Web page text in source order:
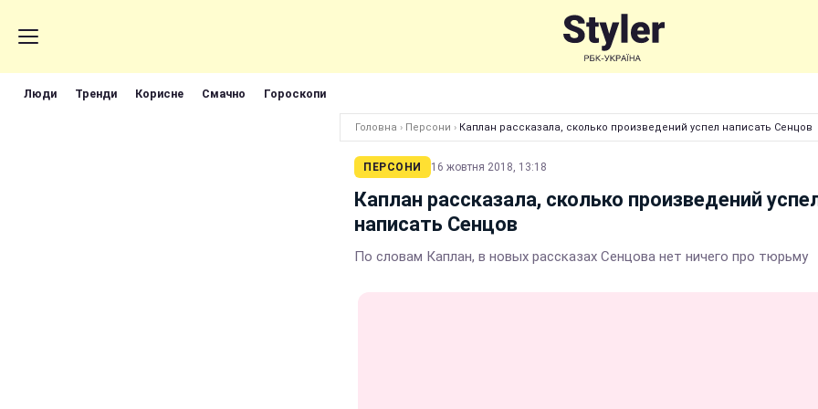
Люди Тренди Корисне Смачно Гороскопи
Головна › Персони › Каплан рассказала, сколько произведений успел написать Сенцов
ПЕРСОНИ 16 жовтня 2018, 13:18
Каплан рассказала, сколько произведений
написать Сенцов
По словам Каплан, в новых рассказах Сенцова нет ничего про тюрьму